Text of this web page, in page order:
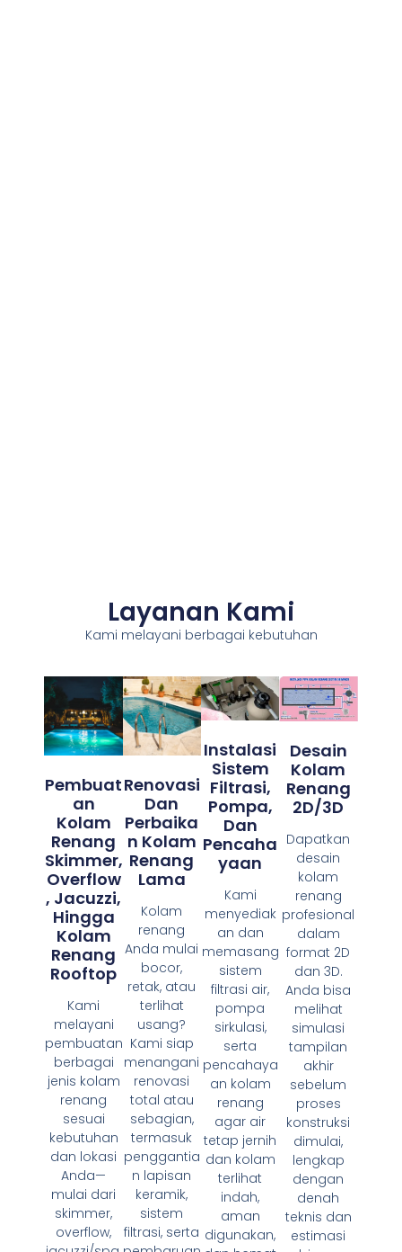
Layanan Kami
Kami melayani berbagai kebutuhan
Pembuat
An
Kolam
Renang
Skimmer,
Overflow
, Jacuzzi,
Hingga
Kolam
Renang
Rooftop
Kami
melayani
pembuatan
berbagai
jenis kolam
renang
sesuai
kebutuhan
dan lokasi
Anda—
mulai dari
skimmer,
overflow,
Renovasi
Dan
Perbaika
N Kolam
Renang
Lama
Kolam
renang
Anda mulai
bocor,
retak, atau
terlihat
usang?
Kami siap
menangani
renovasi
total atau
sebagian,
termasuk
penggantia
n lapisan
keramik,
sistem
filtrasi, serta
Instalasi
Sistem
Filtrasi,
Pompa,
Dan
Pencaha
Yaan
Kami
menyediak
an dan
memasang
sistem
filtrasi air,
pompa
sirkulasi,
serta
pencahaya
an kolam
renang
agar air
tetap jernih
dan kolam
terlihat
indah,
aman
digunakan,
Desain
Kolam
Renang
2D/3D
Dapatkan
desain
kolam
renang
profesional
dalam
format 2D
dan 3D.
Anda bisa
melihat
simulasi
tampilan
akhir
sebelum
proses
konstruksi
dimulai,
lengkap
dengan
denah
teknis dan
estimasi